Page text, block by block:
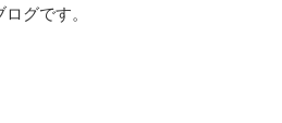
グです。